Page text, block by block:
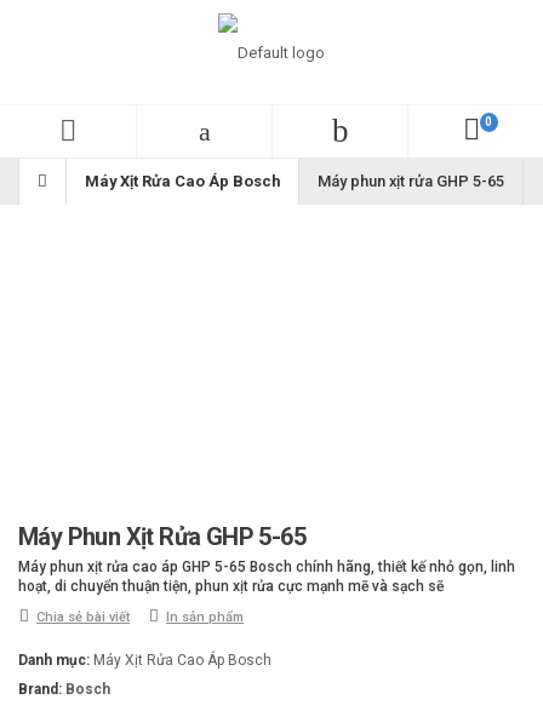
Máy Xịt Rửa Cao Áp Bosch Máy phun xịt rửa GHP 5-65
Máy Phun Xịt Rửa GHP 5-65
Máy phun xịt rửa cao áp GHP 5-65 Bosch chính hãng, thiết kế nhỏ gọn, linh
hoạt, di chuyển thuận tiện, phun xịt rửa cực mạnh mẽ và sạch sẽ
Chia sẻ bài viết In sản phẩm
Danh mục: Máy Xịt Rửa Cao Áp Bosch
Brand: Bosch